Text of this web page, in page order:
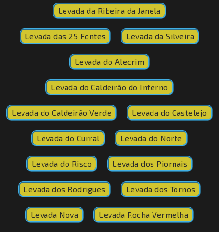
Levada da Ribeira da Janela
Levada das 25 Fontes Levada da Silveira
Levada do Alecrim
Levada do Caldeirão do Inferno
Levada do Caldeirão Verde Levada do Castelejo
Levada do Curral Levada do Norte
Levada do Risco Levada dos Piornais
Levada dos Rodrigues Levada dos Tornos
Levada Nova Levada Rocha Vermelha